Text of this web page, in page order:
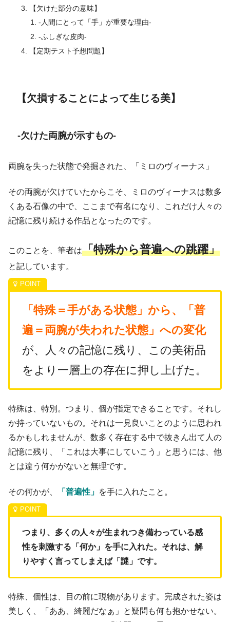
【欠けた部分の意味】
-人間にとって「手」が重要な理由-
-ふしぎな皮肉-
【定期テスト予想問題】
【欠損することによって生じる美】
-欠けた両腕が示すもの-
両腕を失った状態で発掘された、「ミロのヴィーナス」
その両腕が欠けていたからこそ、ミロのヴィーナスは数多
くある石像の中で、ここまで有名になり、これだけ人々の
記憶に残り続ける作品となったのです。
このことを、筆者は「特殊から普遍への跳躍」
と記しています。
「特殊＝手がある状態」から、「普
遍＝両腕が失われた状態」への変化
が、人々の記憶に残り、この美術品
をより一層上の存在に押し上げた。
特殊は、特別。つまり、個が指定できることです。それし
か持っていないもの。それは一見良いことのように思われ
るかもしれませんが、数多く存在する中で抜きん出て人の
記憶に残り、「これは大事にしていこう」と思うには、他
とは違う何かがないと無理です。
その何かが、 「普遍性」 を手に入れたこと。
つまり、多くの人々が生まれつき備わっている感
性を刺激する「何か」を手に入れた。それは、解
りやすく言ってしまえば「謎」です。
特殊、個性は、目の前に現物があります。完成された姿は
美しく、「ああ、綺麗だなぁ」と疑問も何も抱かせない。